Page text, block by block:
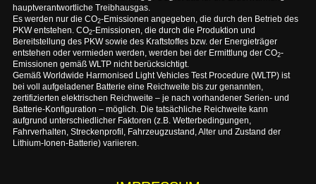
hauptverantwortliche Treibhausgas.
Es werden nur die CO2-Emissionen angegeben, die durch den Betrieb des
PKW entstehen. CO2-Emissionen, die durch die Produktion und
Bereitstellung des PKW sowie des Kraftstoffes bzw. der Energieträger
entstehen oder vermieden werden, werden bei der Ermittlung der CO2-
Emissionen gemäß WLTP nicht berücksichtigt.
Gemäß Worldwide Harmonised Light Vehicles Test Procedure (WLTP) ist
bei voll aufgeladener Batterie eine Reichweite bis zur genannten,
zertifizierten elektrischen Reichweite – je nach vorhandener Serien- und
Batterie-Konfiguration – möglich. Die tatsächliche Reichweite kann
aufgrund unterschiedlicher Faktoren (z.B. Wetterbedingungen,
Fahrverhalten, Streckenprofil, Fahrzeugzustand, Alter und Zustand der
Lithium-Ionen-Batterie) variieren.